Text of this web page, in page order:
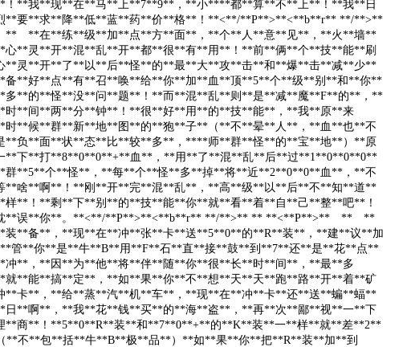
！**我**现**在**马**上**7**9**，**小****都**算**不**上**！**我**日
**要**求**降**低**蓝**药**价**格**！**<**/**P**>**<**b**r** **/**>**
**在**练**级**加**点**方**面**，**个**人**意**见**，**火**墙**
心**灵**开**混**乱**开**都**很**有**用**！**前**俩**个**技**能**刷
**灵**开**了**以**后**怪**的**最**大**攻**击**和**爆**击**减**少**
备**好**点**有**召**唤**给**你**加**血**顶**5**个**级**别**和**你**
多**的**怪**没**问**题**！**而**混**乱**则**是**减**魔**F**的**，**
时**间**两**分**钟**！**很**好**用**的**技**能**，**我**原**来
时**候**群**新**地**图**的**狍**子**（**不**晕**人**，**血**也**不
**负**面**状**态**比**较**多**，****师**群**怪**的**宝**地**）**原
**下**打**8**0**0**+**血**，**用**了**混**乱**后**过**1**0**0**0**
群**5**个**怪**，**每**个**怪**多**掉**将**近**2**0**0**血**，**不
**啥**啊**！**刚**开**完**混**乱**，**高**级**以**后**不**知**道**
样**！**剩**下**别**的**技**能**你**就**看**着**自**己**整**吧**！
**误**你**。**<**/**P**>**<**b**r** **/**>** ** **<**P**>** ** **
装**备**，**现**在**冲**张**卡**送**5**0**的**R**装**，**建**议**加
管**你**是**牛**B**用**F**石**直**接**鼓**到**7**还**是**花**点**
冲**，**因**为**他**将**伴**随**你**很**长**时**间**，**最**多
就**能**搞**定**，**如**果**你**不**想**天**天**跑**路**开**着**矿
**卡**，**给**蒸**汽**机**车**，**现**在**冲**卡**还**送**蝙**蝠**
日**啊**，**我**花**钱**买**的**海**盗**，**再**次**鄙**视**一**下
**商**！**5**0**R**装**和**7**0**+**的**K**装**一**样**就**差**2**
**不**包**括**牛**B**极**品**）**如**果**你**把**R**装**加**到